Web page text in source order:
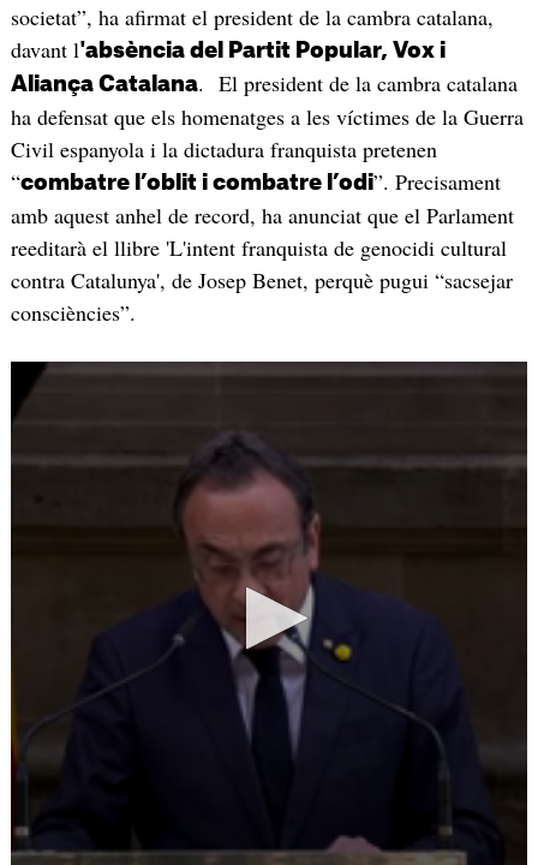
societat”, ha afirmat el president de la cambra catalana,
davant l'absència del Partit Popular, Vox i
Aliança Catalana. El president de la cambra catalana
ha defensat que els homenatges a les víctimes de la Guerra
Civil espanyola i la dictadura franquista pretenen
“combatre l’oblit i combatre l’odi”. Precisament
amb aquest anhel de record, ha anunciat que el Parlament
reeditarà el llibre 'L'intent franquista de genocidi cultural
contra Catalunya', de Josep Benet, perquè pugui “sacsejar
consciències”.